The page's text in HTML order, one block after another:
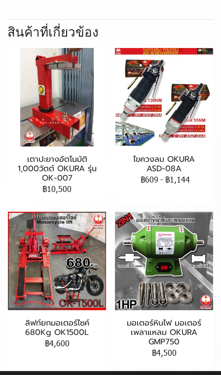
สินค้าที่เกี่ยวข้อง
เตาปะยางอัตโนมัติ
1,000วัตต์ OKURA รุ่น
OK-007
฿10,500
ไขควงลม OKURA
ASD-08A
฿609 - ฿1,144
ลิฟท์ยกมอเตอร์ไซค์
680Kg OK1500L
฿4,600
มอเตอร์หินไฟ มอเตอร์
เพลาแหลม OKURA
GMP750
฿4,500